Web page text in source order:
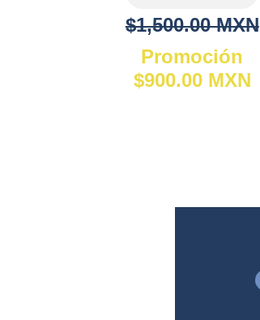
$1,500.00 MXN
Promoción
$900.00 MXN